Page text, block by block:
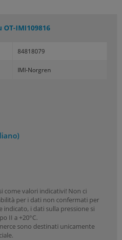
OT-IMI109816
84818079
IMI-Norgren
come valori indicativi! Non ci
per i dati non confermati per
indicato, i dati sulla pressione si
II a +20°C.
sono destinati unicamente